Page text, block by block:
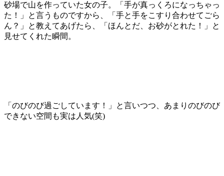
砂場で山を作っていた女の子。「手が真っくろになっちゃっ
た！」と言うものですから、「手と手をこすり合わせてごら
ん？」と教えてあげたら、「ほんとだ、お砂がとれた！」と
見せてくれた瞬間。
「のびのび過ごしています！」と言いつつ、あまりのびのび
できない空間も実は人気(笑)